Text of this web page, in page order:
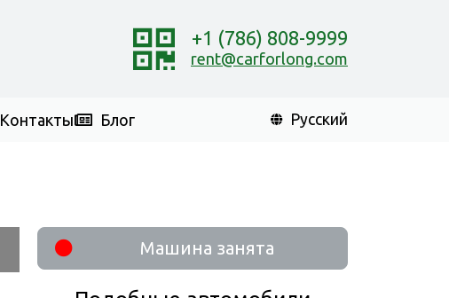
+1 (786) 808-9999
rent@carforlong.com
Контакты Блог Русский
Машина занята